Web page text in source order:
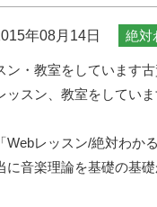
年08月14日 絶対
ン・教室をしています
ッスン、教室をしていま
Webレッスン/絶対わか
に音楽理論を基礎の基